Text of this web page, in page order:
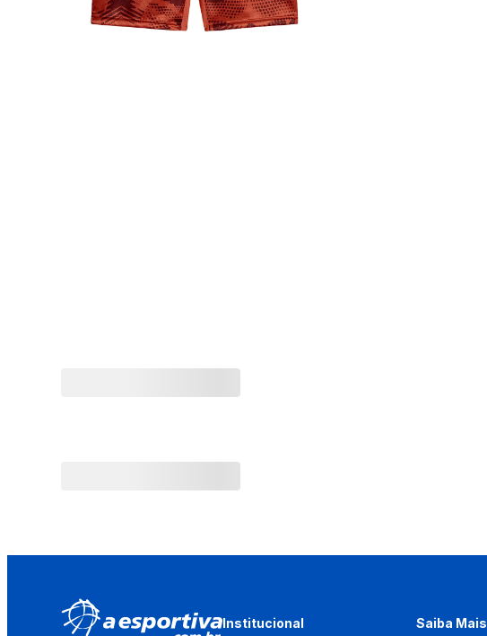
Institucional Saiba Mais